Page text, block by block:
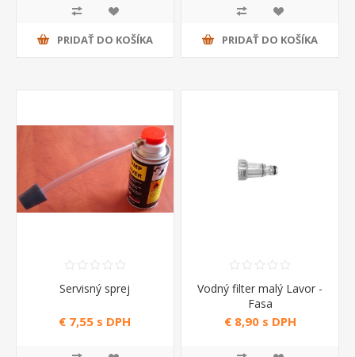
PRIDAŤ DO KOŠÍKA PRIDAŤ DO KOŠÍKA
Servisný sprej
€ 7,55 s DPH
Vodný filter malý Lavor -
Fasa
€ 8,90 s DPH